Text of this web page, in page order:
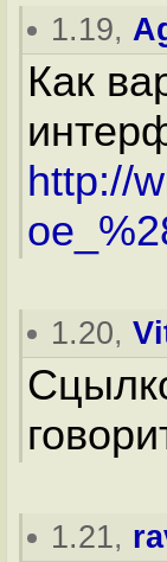
1.19,
Как
http://
1.20,
1.21,